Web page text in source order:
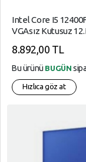
Intel Core I5
VGAsız Kutusuz
8.892,00 TL
Bu ürünü BUGÜN
Hızlıca göz at